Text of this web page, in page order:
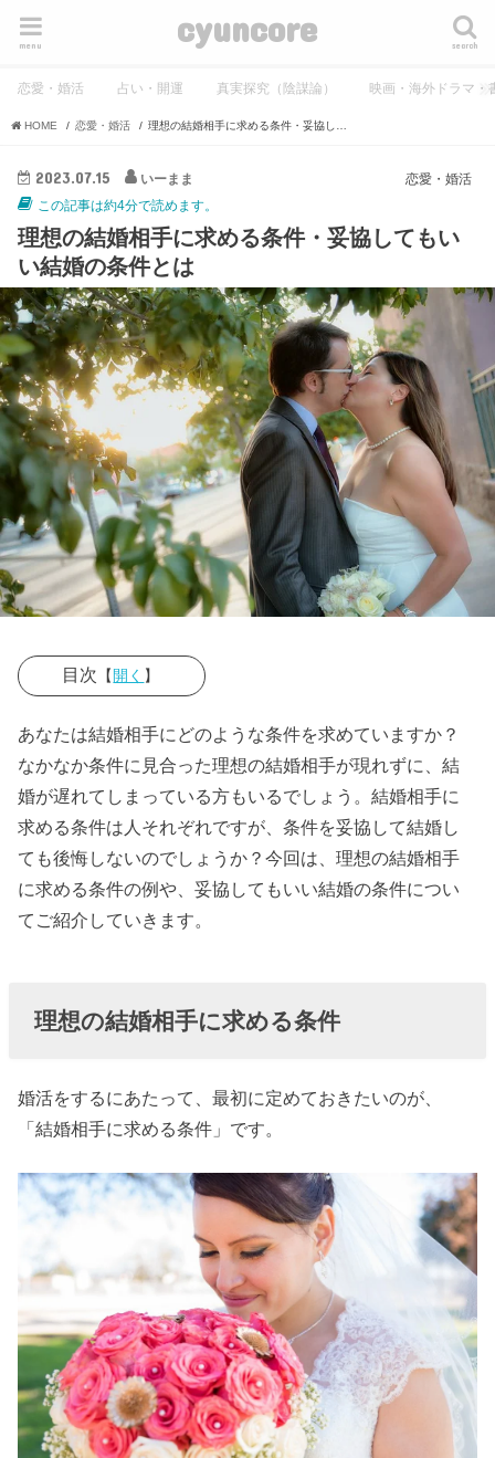
cyuncore search
menu
恋愛・婚活 占い・開運 真実探究（陰謀論） 映画・海外ドラマ・
HOME 恋愛・婚活
恋愛・婚活
2023.07.15
いーまま
この記事は約4分で読めます。
理想の結婚相手に求める条件・妥協してもい
い結婚の条件とは
目次 【開く 】
› 理想の結婚相
手に求める条
件
» 理想の
結婚相
手に求
める条
» 理想の
手に求
める条
収
結婚相
める条
件③高
学歴
» 理想の
あなたは結婚相手にどのような条件を求めていますか？
なかなか条件に見合った理想の結婚相手が現れずに、結
婚が遅れてしまっている方もいるでしょう。結婚相手に
求める条件は人それぞれですが、条件を妥協して結婚し
ても後悔しないのでしょうか？今回は、理想の結婚相手
に求める条件の例や、妥協してもいい結婚の条件につい
てご紹介していきます。
理想の結婚相手に求める条件
婚活をするにあたって、最初に定めておきたいのが、
「結婚相手に求める条件」です。